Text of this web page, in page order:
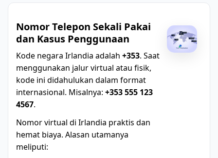
Nomor Telepon Sekali Pakai
dan Kasus Penggunaan
Kode negara Irlandia adalah +353. Saat
menggunakan jalur virtual atau fisik,
kode ini didahulukan dalam format
internasional. Misalnya: +353 555 123
4567.
Nomor virtual di Irlandia praktis dan
hemat biaya. Alasan utamanya
meliputi: